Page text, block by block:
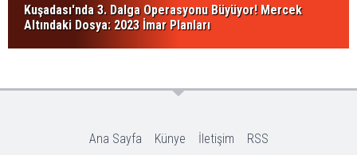
Kuşadası'nda 3. Dalga Operasyonu Büyüyor! Mercek
Altındaki Dosya: 2023 İmar Planları
Ana Sayfa Künye İletişim RSS